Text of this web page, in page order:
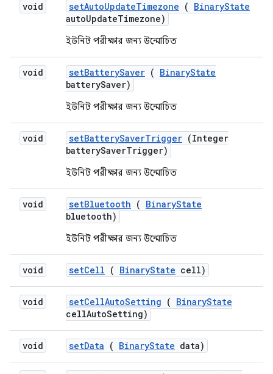
void setAutoUpdateTimezone ( BinaryState
autoUpdateTimezone)
ইউনিট পরীক্ষার জন্য উন্মোচিত
void setBatterySaver ( BinaryState
batterySaver)
ইউনিট পরীক্ষার জন্য উন্মোচিত
void setBatterySaverTrigger (Integer
batterySaverTrigger)
ইউনিট পরীক্ষার জন্য উন্মোচিত
void setBluetooth ( BinaryState
bluetooth)
ইউনিট পরীক্ষার জন্য উন্মোচিত
void setCell ( BinaryState cell)
void setCellAutoSetting ( BinaryState
cellAutoSetting)
void setData ( BinaryState data)